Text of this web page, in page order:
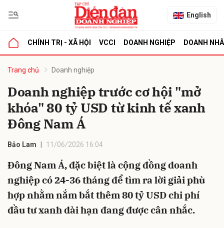
English
CHÍNH TRỊ - XÃ HỘI VCCI DOANH NGHIỆP DOANH
Trang chủ Doanh nghiệp
Doanh nghiệp trước cơ hội "mở
khóa" 80 tỷ USD từ kinh tế xanh
Đông Nam Á
Bảo Lam 11/06/2026 16:04
Đông Nam Á, đặc biệt là cộng đồng doanh
nghiệp có 24-36 tháng để tìm ra lời giải phù
hợp nhằm nắm bắt thêm 80 tỷ USD chi phí
đầu tư xanh dài hạn đang được cân nhắc.
luận
Hủy